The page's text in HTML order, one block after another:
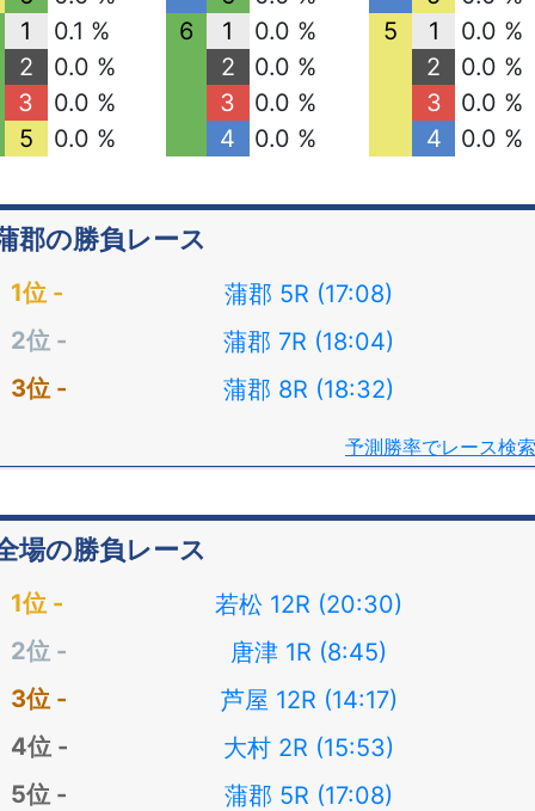
1
0.1 %
2
0.0 %
3
0.0 %
5
0.0 %
6
1
0.0 %
2
0.0 %
3
0.0 %
4
0.0 %
5
1
0.0 %
2
0.0 %
3
0.0 %
4
0.0 %
郡の勝負レース
蒲郡 5R (17:08)
蒲郡 7R (18:04)
蒲郡 8R (18:32)
予測勝率でレース検索
場の勝負レース
若松 12R (20:30)
唐津 1R (8:45)
芦屋 12R (14:17)
大村 2R (15:53)
蒲郡 5R (17:08)